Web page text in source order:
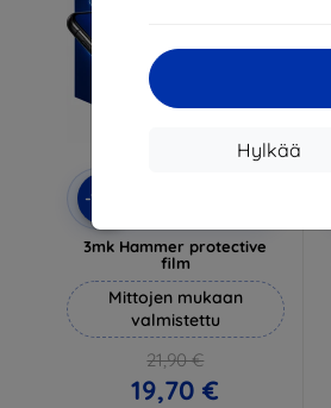
Hylkää
-10%
3mk Hammer protective
film
Mittojen mukaan
valmistettu
21,90 €
19,70 €